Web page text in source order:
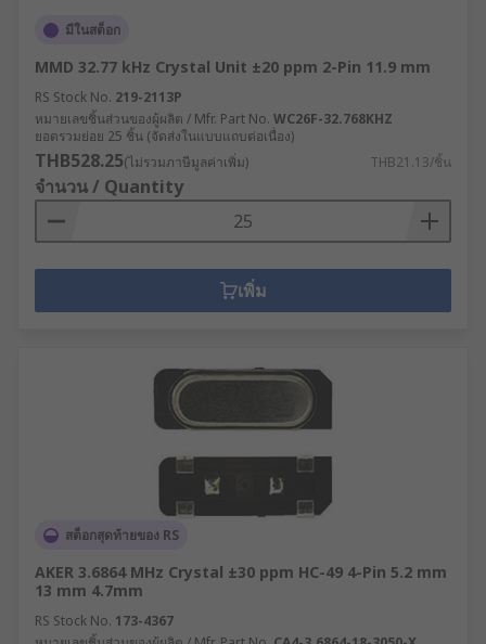
มีในสต็อก
MMD 32.77 kHz Crystal Unit ±20 ppm 2-Pin 11.9 mm
RS Stock No. 219-2113P
หมายเลขชิ้นส่วนของผู้ผลิต / Mfr. Part No. WC26F-32.768KHZ
ยอดรวมย่อย 25 ชิ้น (จัดส่งในแบบแถบต่อเนื่อง)
THB528.25(ไม่รวมภาษีมูลค่าเพิ่ม) THB21.13/ชิ้น
จำนวน / Quantity
เพิ่ม
สต็อกสุดท้ายของ RS
AKER 3.6864 MHz Crystal ±30 ppm HC-49 4-Pin 5.2 mm
13 mm 4.7mm
RS Stock No. 173-4367